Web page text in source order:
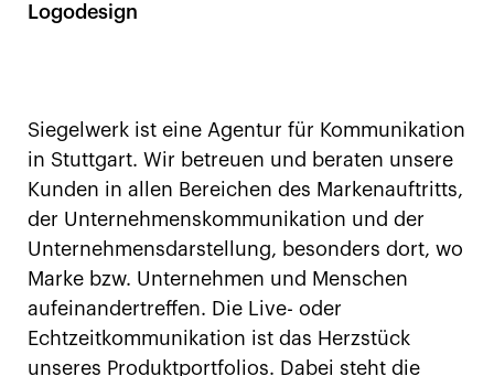
Logodesign
Siegelwerk ist eine Agentur für Kommunikation
in Stuttgart. Wir betreuen und beraten unsere
Kunden in allen Bereichen des Markenauftritts,
der Unternehmenskommunikation und der
Unternehmensdarstellung, besonders dort, wo
Marke bzw. Unternehmen und Menschen
aufeinandertreffen. Die Live- oder
Echtzeitkommunikation ist das Herzstück
unseres Produktportfolios. Dabei steht die